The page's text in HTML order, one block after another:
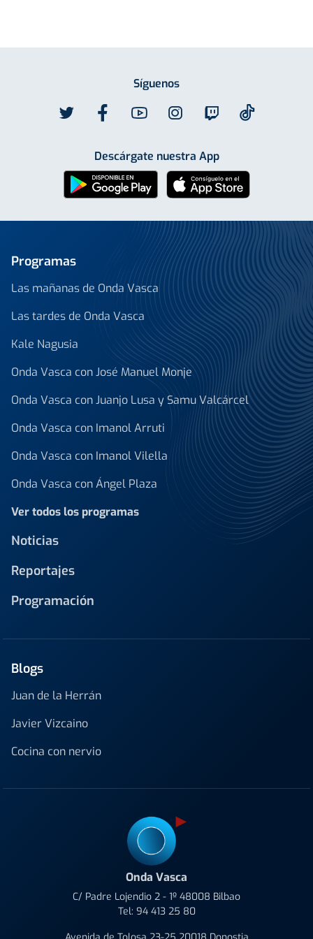
Síguenos
Descárgate nuestra App
Programas
Las mañanas de Onda Vasca
Las tardes de Onda Vasca
Kale Nagusia
Onda Vasca con José Manuel Monje
Onda Vasca con Juanjo Lusa y Samu Valcárcel
Onda Vasca con Imanol Arruti
Onda Vasca con Imanol Vilella
Onda Vasca con Ángel Plaza
Ver todos los programas
Noticias
Reportajes
Programación
Blogs
Juan de la Herrán
Javier Vizcaino
Cocina con nervio
Onda Vasca
C/ Padre Lojendio 2 - 1º 48008 Bilbao
Tel: 94 413 25 80